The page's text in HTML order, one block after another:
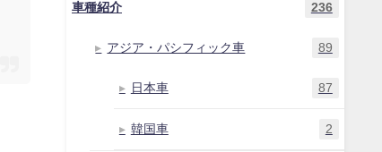
車種紹介 236
アジア・パシフィック車 89
日本車 87
韓国車 2